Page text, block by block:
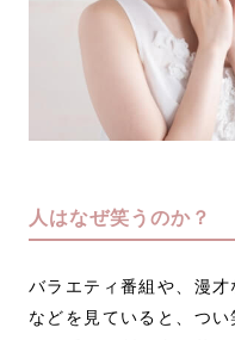
人はなぜ笑うのか？
バラエティ番組や、漫
などを見ていると、つ